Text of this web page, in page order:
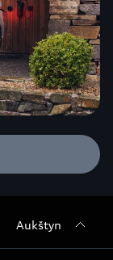
Aukštyn